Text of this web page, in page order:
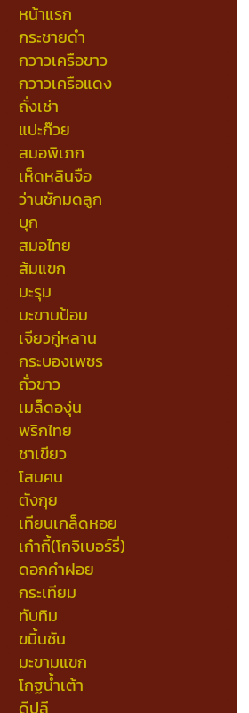
หน้าแรก
กระชายดำ
กวาวเครือขาว
กวาวเครือแดง
ถั่งเช่า
แปะก๊วย
สมอพิเภก
เห็ดหลินจือ
ว่านชักมดลูก
บุก
สมอไทย
ส้มแขก
มะรุม
มะขามป้อม
เจียวกู่หลาน
กระบองเพชร
ถั่วขาว
เมล็ดองุ่น
พริกไทย
ชาเขียว
โสมคน
ตังกุย
เทียนเกล็ดหอย
เก๋ากี้(โกจิเบอร์รี่)
ดอกคำฝอย
กระเทียม
ทับทิม
ขมิ้นชัน
มะขามแขก
โกฐน้ำเต้า
ดีปลี